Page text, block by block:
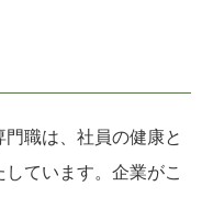
職は、社員の健康と
ています。企業がこ